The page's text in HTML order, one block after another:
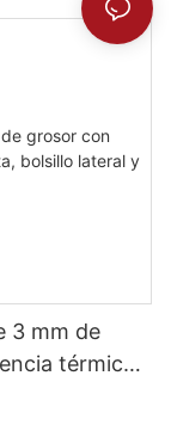
3 mm de
térmica